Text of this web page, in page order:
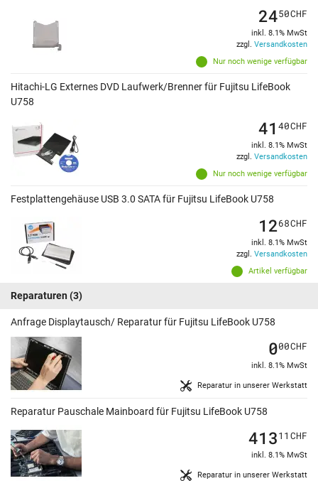
Nur noch wenige verfügbar
2450CHF
inkl. 8.1% MwSt
zzgl. Versandkosten
Hitachi-LG Externes DVD Laufwerk/Brenner für Fujitsu LifeBook
U758
Nur noch wenige verfügbar
41 40CHF
inkl. 8.1% MwSt
zzgl. Versandkosten
Festplattengehäuse USB 3.0 SATA für Fujitsu LifeBook U758
Artikel verfügbar
1268CHF
inkl. 8.1% MwSt
zzgl. Versandkosten
Reparaturen (3)
Anfrage Displaytausch/ Reparatur für Fujitsu LifeBook U758
Reparatur in unserer Werkstatt
000CHF
inkl. 8.1% MwSt
Reparatur Pauschale Mainboard für Fujitsu LifeBook U758
Reparatur in unserer Werkstatt
41311 CHF
inkl. 8.1% MwSt